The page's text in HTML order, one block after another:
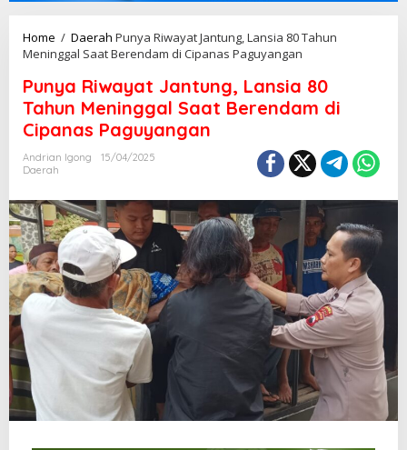
Home / Daerah Punya Riwayat Jantung, Lansia 80 Tahun
Meninggal Saat Berendam di Cipanas Paguyangan
Punya Riwayat Jantung, Lansia 80
Tahun Meninggal Saat Berendam di
Cipanas Paguyangan
Andrian Igong
15/04/2025
Daerah